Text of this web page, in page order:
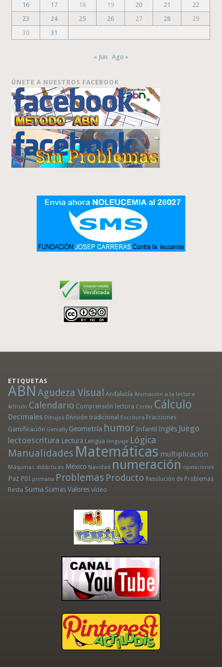
16
17 18 19 20 21
22
23
24 25 26 27 28
29
30
31
« Jun Ago »
ÚNETE A NUESTROS FACEBOOK
ETIQUETAS
ABN Agudeza Visual Andalucía Animación a la lectura
Artículo Calendario Comprensión lectora Contar Cálculo
Decimales Dibujos División tradicional Escritura Fracciones
Gamificación Genially Geometría humor Infantil Inglés Juego
lectoescritura Lectura Lengua lenguaje Lógica
Manualidades Matemáticas multiplicación
Máquinas didácticas México Navidad numeración operaciones
Paz PDI primaria Problemas Producto Resolución de Problemas
Resta Suma Sumas Valores vídeo